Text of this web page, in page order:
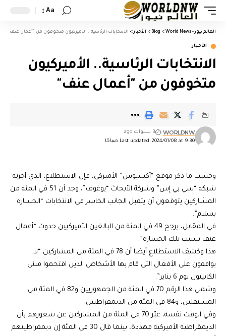
Aa
العالم نيوز - World News >
Blog
> الأخبار > الانتخابات الرئاسية.. الأميركيون متخوفون من "أعمال عنف"
الأخبار
الانتخابات الرئاسية.. الأميركيون
متخوفون من "أعمال عنف"
Last updated: 2024/01/08 at 9:30 صباحًا
WORLDNW 3 سنوات ago
وحسب ما ذكر موقع “أكسيوس” الأميركي، فإن الاستطلاع، الذي أجرته
شبكة “سي بي إس” وشركة الأبحاث “يوغوف”، وجد أن 51 في المئة من
المشاركين يتوقعون أن يتقبل الجانب الخاسر في الانتخابات “الخسارة
بسلام”.
في المقابل، يرجح 49 في المئة من البالغين الأميركيين حدوث “أعمال
عنف بسبب تلك الخسارة”.
هذا وكشف الاستطلاع أيضا أن 78 في المئة من المشاركين “لا
يوافقون على الأفعال التي قام بها الأشخاص الذين اقتحموا مبنى
الكابيتول يوم 6 يناير”.
وشمل هذا الرقم 70 في المئة من الجمهوريين و82 في المئة من
المستقلين، و84 في المئة من الديمقراطيين.
وفي الوقت نفسه، عبّر 70 في المئة من المشاركين عن شعورهم بأن
الديمقراطية الأميركية مهددة، بينما قال 30 في المئة إن ديمقراطيتهم